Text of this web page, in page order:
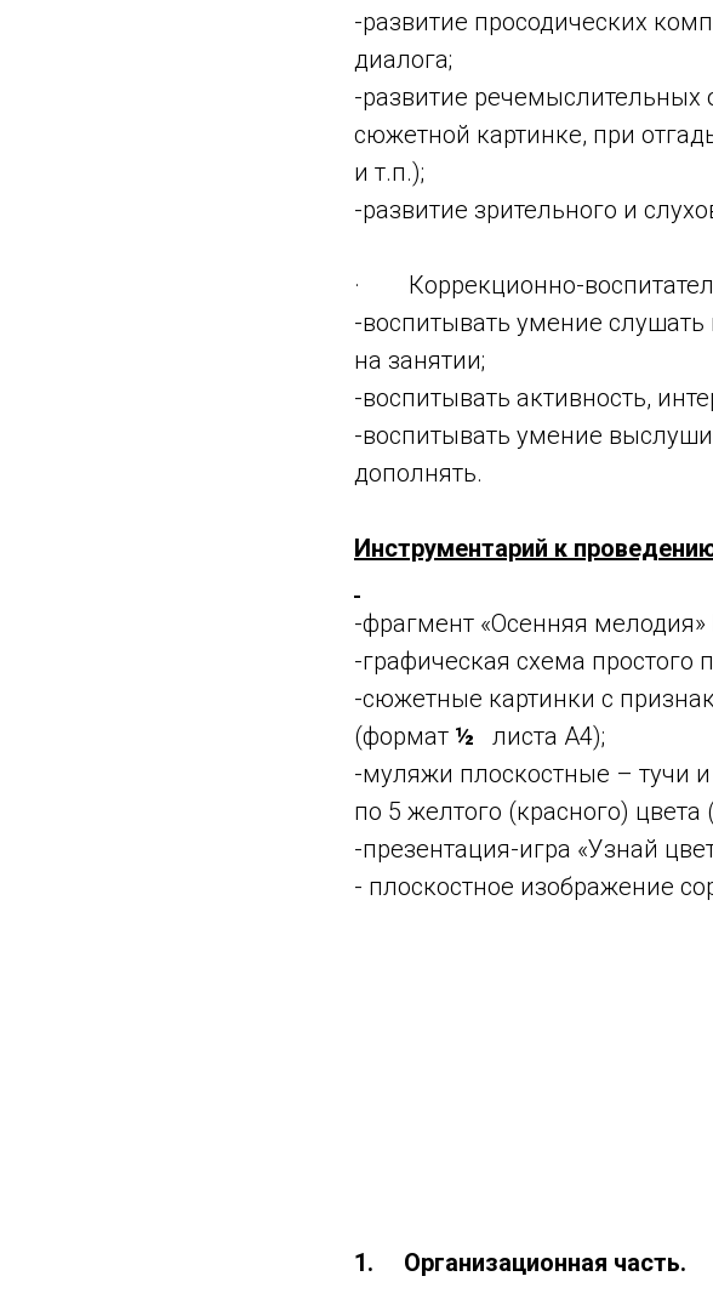
-развитие просодических
диалога;
-развитие
сюжетной картинке, при
и т.п.);
-развитие зрительного и
· Коррекционно-
-воспитывать умение
на занятии;
-воспитывать активность,
-воспитывать умение
дополнять.
Инструментарий к
-фрагмент «Осенняя мелодия»
-графическая схема
-сюжетные картинки с
(формат ½
листа А4);
-муляжи плоскостные – тучи
по 5 желтого (красного)
-презентация-игра «Узнай
- плоскостное изображение
1. Организационная часть.